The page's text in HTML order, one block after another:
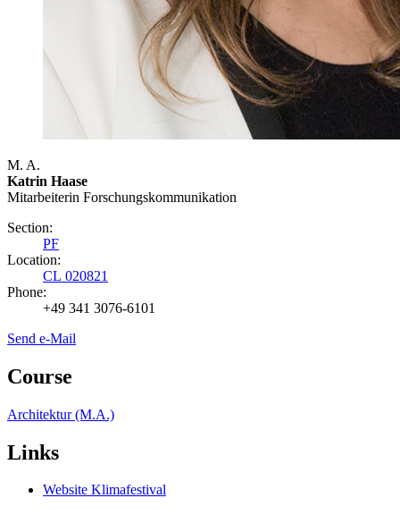
M. A.
Katrin Haase
Mitarbeiterin Forschungs­kommunikation
Section:
PF
Location:
CL 020821
Phone:
+49 341 3076-6101
Send e-Mail
Course
Architektur (M.A.)
Links
Website Klimafestival